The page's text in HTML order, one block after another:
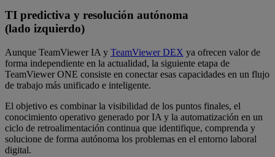
TI predictiva y resolución autónoma
(lado izquierdo)
Aunque TeamViewer IA y TeamViewer DEX ya ofrecen valor de
forma independiente en la actualidad, la siguiente etapa de
TeamViewer ONE consiste en conectar esas capacidades en un flujo
de trabajo más unificado e inteligente.
El objetivo es combinar la visibilidad de los puntos finales, el
conocimiento operativo generado por IA y la automatización en un
ciclo de retroalimentación continua que identifique, comprenda y
solucione de forma autónoma los problemas en el entorno laboral
digital.